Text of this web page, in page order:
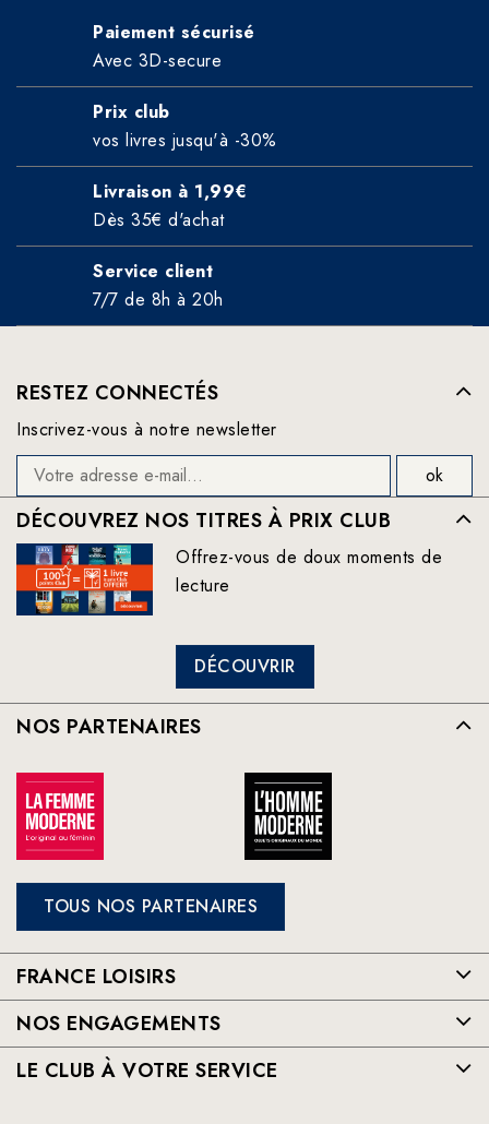
Paiement sécurisé
Avec 3D-secure
Prix club
vos livres jusqu'à -30%
Livraison à 1,99€
Dès 35€ d'achat
Service client
7/7 de 8h à 20h
RESTEZ CONNECTÉS
Inscrivez-vous à notre newsletter
DÉCOUVREZ NOS TITRES À PRIX CLUB
Offrez-vous de doux moments de
lecture
DÉCOUVRIR
NOS PARTENAIRES
TOUS NOS PARTENAIRES
FRANCE LOISIRS
NOS ENGAGEMENTS
LE CLUB À VOTRE SERVICE